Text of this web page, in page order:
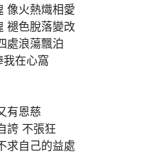
像火熱熾相愛
褪色脫落變改
處浪蕩飄泊
在心窩
有恩慈
誇 不張狂
求自己的益處